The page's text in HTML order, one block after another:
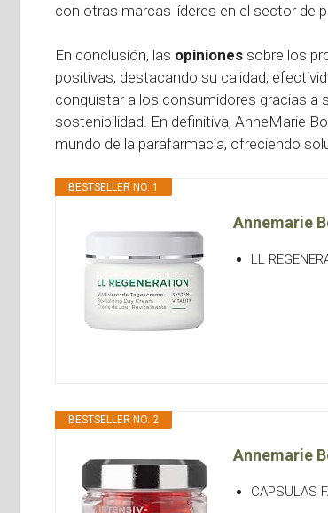
con otras marcas líderes en el sector de
En conclusión, las opiniones sobre los
positivas, destacando su calidad,
conquistar a los consumidores gracias a
sostenibilidad. En definitiva, AnneMarie
mundo de la parafarmacia, ofreciendo
BESTSELLER NO. 1
Annemarie
LL
BESTSELLER NO. 2
Annemarie
CAPSULAS